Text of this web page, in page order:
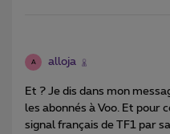
A alloja
Et ? Je dis dans mon
les abonnés à Voo. Et pour
signal français de TF1 par